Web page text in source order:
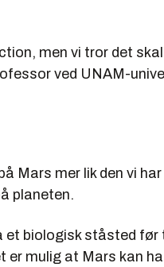
men vi tror det
ved UNAM-
Mars mer lik den vi
planeten.
et biologisk ståsted
er mulig at Mars kan